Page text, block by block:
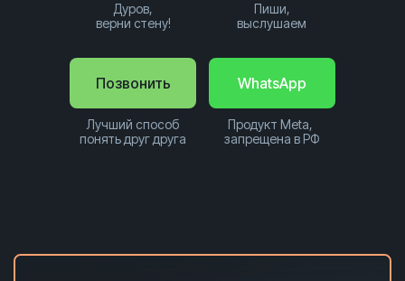
Позвонить
Лучший способ
понять друг друга
WhatsApp
Продукт Meta,
запрещена в РФ
Дуров,
верни стену!
Пиши,
выслушаем